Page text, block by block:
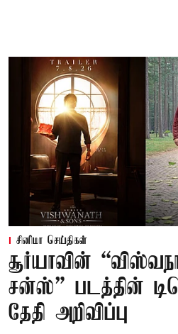
சினிமா செய்திகள்
சூர்யாவின்
சன்ஸ்” படத்தின்
தேதி அறிவிப்பு